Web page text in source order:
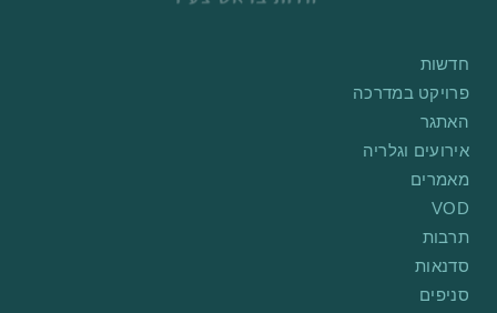
חדשות
פרויקט במדרכה
האתגר
אירועים וגלריה
מאמרים
VOD
תרבות
סדנאות
סניפים